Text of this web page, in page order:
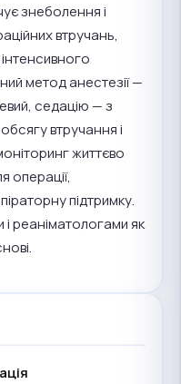
знеболення і
втручань,
метод анестезії —
седацію — з
втручання і
життєво
операції,
підтримку.
і реаніматологами як